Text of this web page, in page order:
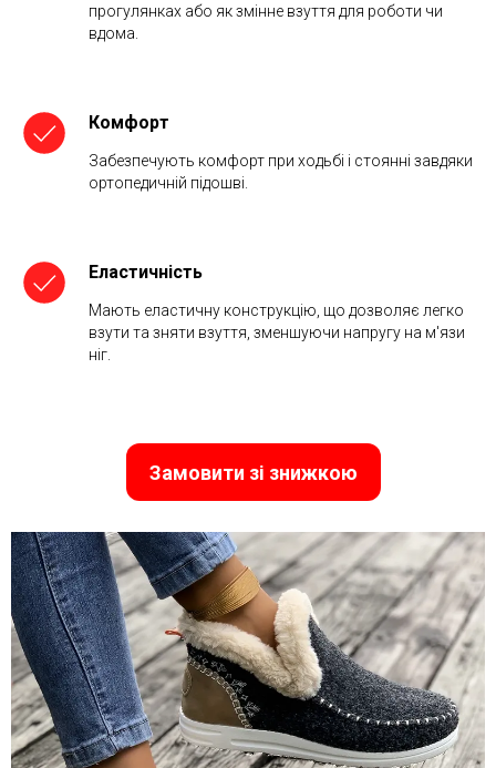
прогулянках або як змінне взуття для роботи чи
вдома.
Комфорт
Забезпечують комфорт при ходьбі і стоянні завдяки
ортопедичній підошві.
Еластичність
Мають еластичну конструкцію, що дозволяє легко
взути та зняти взуття, зменшуючи напругу на м'язи
ніг.
Замовити зі знижкою